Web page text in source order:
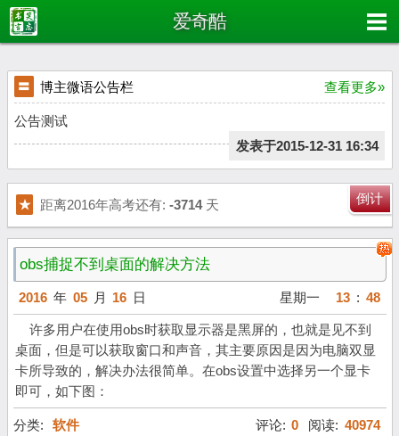
爱奇酷
〓 博主微语公告栏 查看更多»
公告测试
发表于2015-12-31 16:34
★ 距离2016年高考还有: -3714天 倒计
obs捕捉不到桌面的解决方法
2016 年 05 月 16 日 星期一 13 : 48
许多用户在使用obs时获取显示器是黑屏的，也就是见不到
桌面，但是可以获取窗口和声音，其主要原因是因为电脑双显
卡所导致的，解决办法很简单。在obs设置中选择另一个显卡
即可，如下图：
分类: 软件 评论: 0 阅读: 40974